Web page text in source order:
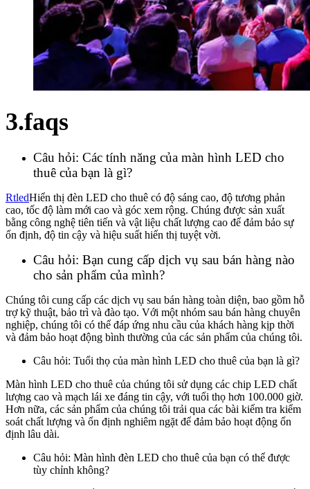
3.faqs
Câu hỏi: Các tính năng của màn hình LED cho
thuê của bạn là gì?
RtledHiển thị đèn LED cho thuê có độ sáng cao, độ tương phản
cao, tốc độ làm mới cao và góc xem rộng. Chúng được sản xuất
bằng công nghệ tiên tiến và vật liệu chất lượng cao để đảm bảo sự
ổn định, độ tin cậy và hiệu suất hiển thị tuyệt vời.
Câu hỏi: Bạn cung cấp dịch vụ sau bán hàng nào
cho sản phẩm của mình?
Chúng tôi cung cấp các dịch vụ sau bán hàng toàn diện, bao gồm hỗ
trợ kỹ thuật, bảo trì và đào tạo. Với một nhóm sau bán hàng chuyên
nghiệp, chúng tôi có thể đáp ứng nhu cầu của khách hàng kịp thời
và đảm bảo hoạt động bình thường của các sản phẩm của chúng tôi.
Câu hỏi: Tuổi thọ của màn hình LED cho thuê của bạn là gì?
Màn hình LED cho thuê của chúng tôi sử dụng các chip LED chất
lượng cao và mạch lái xe đáng tin cậy, với tuổi thọ hơn 100.000 giờ.
Hơn nữa, các sản phẩm của chúng tôi trải qua các bài kiểm tra kiểm
soát chất lượng và ổn định nghiêm ngặt để đảm bảo hoạt động ổn
định lâu dài.
Câu hỏi: Màn hình đèn LED cho thuê của bạn có thể được
tùy chỉnh không?